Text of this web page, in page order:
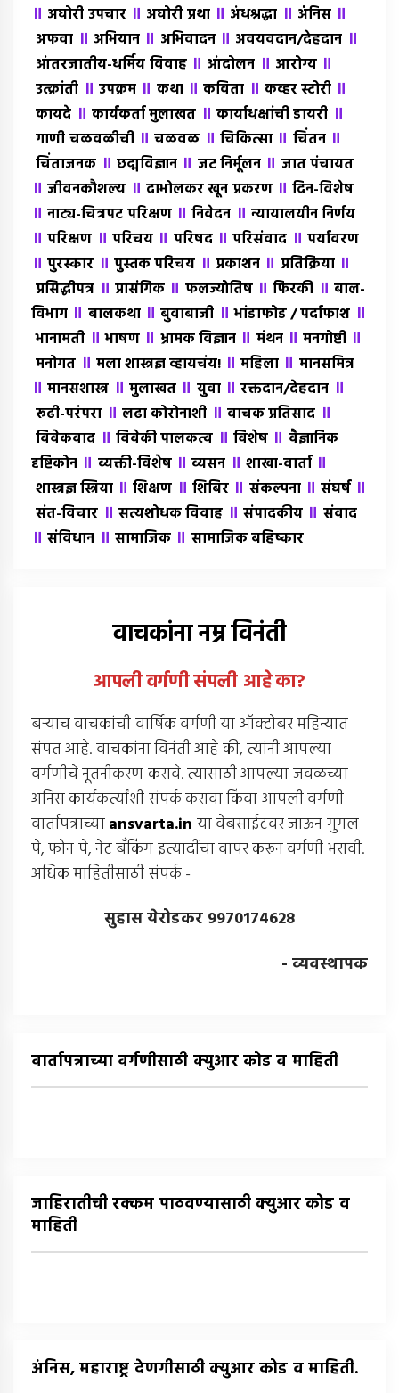
॥ अघोरी उपचार ॥ अघोरी प्रथा ॥ अंधश्रद्धा ॥ अंंनिस ॥
अफवा ॥ अभियान ॥ अभिवादन ॥ अवयवदान/देहदान ॥
आंतरजातीय-धर्मिय विवाह ॥ आंदोलन ॥ आरोग्य ॥
उत्क्रांती ॥ उपक्रम ॥ कथा ॥कविता ॥ कव्हर स्टोरी ॥
कायदे ॥ कार्यकर्ता मुलाखत ॥ कार्याधक्षांची डायरी ॥
गाणी चळवळीची ॥चळवळ ॥ चिकित्सा ॥ चिंतन ॥
चिंताजनक ॥ छद्मविज्ञान ॥ जट निर्मूलन ॥ जात पंचायत
॥जीवनकौशल्य ॥ दाभोलकर खून प्रकरण ॥दिन-विशेष
॥नाट्य-चित्रपट परिक्षण ॥निवेदन ॥ न्यायालयीन निर्णय
॥परिक्षण ॥ परिचय ॥ परिषद ॥परिसंवाद ॥ पर्यावरण
॥पुरस्कार ॥ पुस्तक परिचय ॥ प्रकाशन ॥ प्रतिक्रिया ॥
प्रसिद्धीपत्र ॥ प्रासंगिक ॥ फलज्योतिष ॥फिरकी ॥ बाल-
विभाग ॥ बालकथा ॥बुवाबाजी ॥भांडाफोड / पर्दाफाश ॥
भानामती ॥भाषण ॥ भ्रामक विज्ञान ॥ मंथन ॥मनगोष्टी ॥
मनोगत ॥ मला शास्त्रज्ञ व्हायचंय! ॥महिला ॥ मानसमित्र
॥मानसशास्त्र ॥ मुलाखत ॥ युवा ॥रक्तदान/देहदान ॥
रूढी-परंपरा ॥ लढा कोरोनाशी ॥ वाचक प्रतिसाद ॥
विवेकवाद ॥ विवेकी पालकत्व ॥ विशेष ॥ वैज्ञानिक
दृष्टिकोन ॥ व्यक्ती-विशेष ॥व्यसन ॥ शाखा-वार्ता ॥
शास्त्रज्ञ स्त्रिया ॥शिक्षण ॥ शिबिर ॥ संकल्पना ॥संघर्ष ॥
संत-विचार ॥ सत्यशोधक विवाह ॥ संपादकीय ॥ संवाद
॥संविधान ॥ सामाजिक ॥ सामाजिक बहिष्कार
वाचकांना नम्र विनंती
आपली वर्गणी संपली आहेका?
बर्‍याच वाचकांची वार्षिक वर्गणी या ऑक्टोबर महिन्यात
संपत आहे. वाचकांना विनंती आहे की, त्यांनी आपल्या
वर्गणीचे नूतनीकरण करावे. त्यासाठी आपल्या जवळच्या
अंनिस कार्यकर्त्यांशी संपर्क करावा किंवा आपली वर्गणी
वार्तापत्राच्याansvarta.in या वेबसाईटवर जाऊन गुगल
पे, फोन पे, नेट बँकिंग इत्यादींचा वापर करून वर्गणी भरावी.
अधिक माहितीसाठी संपर्क -
सुहास येरोडकर 9970174628
- व्यवस्थापक
वार्तापत्राच्या वर्गणीसाठी क्युआर कोड व माहिती
जाहिरातीची रक्कम पाठवण्यासाठी क्युआर कोड व
माहिती
अंनिस, महाराष्ट्र देणगीसाठी क्युआर कोड व माहिती.